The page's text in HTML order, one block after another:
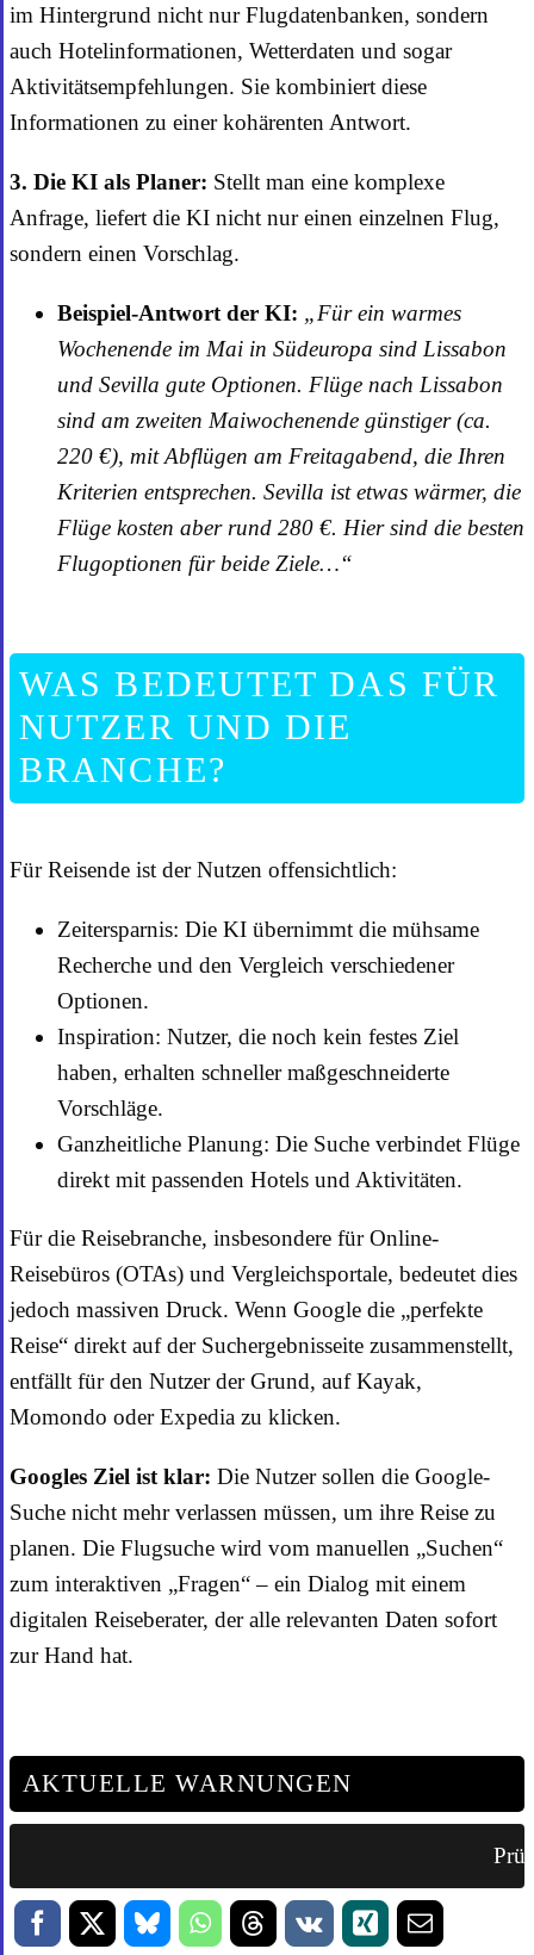
im Hintergrund nicht nur Flugdatenbanken, sondern
auch Hotelinformationen, Wetterdaten und sogar
Aktivitätsempfehlungen. Sie kombiniert diese
Informationen zu einer kohärenten Antwort.
3. Die KI als Planer: Stellt man eine komplexe
Anfrage, liefert die KI nicht nur einen einzelnen Flug,
sondern einen Vorschlag.
Beispiel-Antwort der KI: „Für ein warmes
Wochenende im Mai in Südeuropa sind Lissabon
und Sevilla gute Optionen. Flüge nach Lissabon
sind am zweiten Maiwochenende günstiger (ca.
220 €), mit Abflügen am Freitagabend, die Ihren
Kriterien entsprechen. Sevilla ist etwas wärmer, die
Flüge kosten aber rund 280 €. Hier sind die besten
Flugoptionen für beide Ziele…“
WAS BEDEUTET DAS FÜR
NUTZER UND DIE
BRANCHE?
Für Reisende ist der Nutzen offensichtlich:
Zeitersparnis: Die KI übernimmt die mühsame
Recherche und den Vergleich verschiedener
Optionen.
Inspiration: Nutzer, die noch kein festes Ziel
haben, erhalten schneller maßgeschneiderte
Vorschläge.
Ganzheitliche Planung: Die Suche verbindet Flüge
direkt mit passenden Hotels und Aktivitäten.
Für die Reisebranche, insbesondere für Online-
Reisebüros (OTAs) und Vergleichsportale, bedeutet dies
jedoch massiven Druck. Wenn Google die „perfekte
Reise“ direkt auf der Suchergebnisseite zusammenstellt,
entfällt für den Nutzer der Grund, auf Kayak,
Momondo oder Expedia zu klicken.
Googles Ziel ist klar: Die Nutzer sollen die Google-
Suche nicht mehr verlassen müssen, um ihre Reise zu
planen. Die Flugsuche wird vom manuellen „Suchen“
zum interaktiven „Fragen“ – ein Dialog mit einem
digitalen Reiseberater, der alle relevanten Daten sofort
zur Hand hat.
AKTUELLE WARNUNGEN